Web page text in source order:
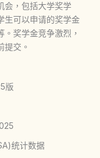
会，包括大学奖学
生可以申请的奖学金
奖学金竞争激烈，
提交。
版
统计数据